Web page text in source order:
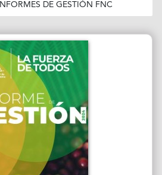
INFORMES DE GESTIÓN FNC